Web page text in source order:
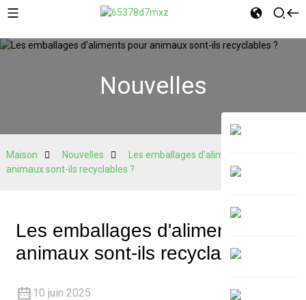
Nouvelles
Maison Nouvelles
Les emballages d'aliments pour
animaux sont-ils recyclables ?
Les emballages d'aliments pour
animaux sont-ils recyclables ?
10 juin 2025